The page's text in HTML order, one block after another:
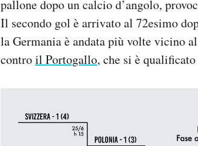
pallone dopo un calcio d’angolo,
Il secondo gol è arrivato al 72esimo
la Germania è andata più volte vicino
controil Portogallo, che si è